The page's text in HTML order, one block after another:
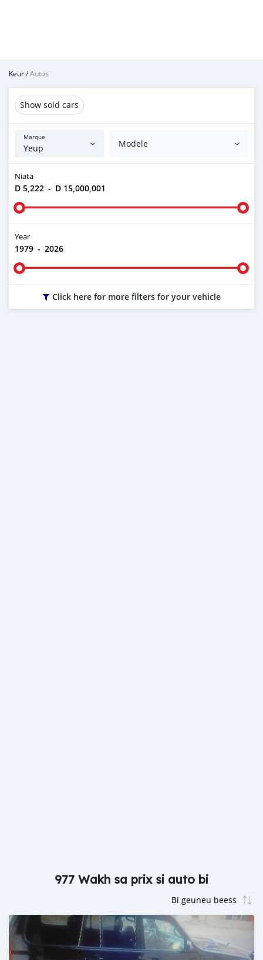
Keur/Autos
Show sold cars
Marque
Modele
Niata
D 5,222 - D 15,000,001
Year
1979 - 2026
Click here for more filters for your vehicle
977 Wakh sa prix si auto bi